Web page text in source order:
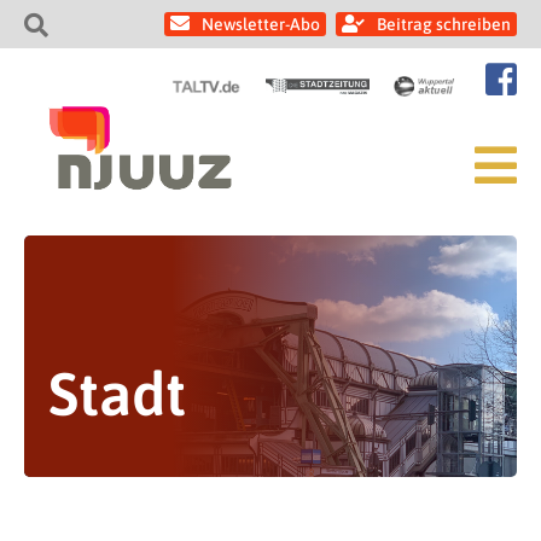
Newsletter-Abo Beitrag schreiben
Stadt